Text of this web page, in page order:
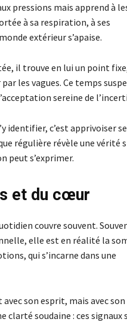
pressions mais apprend à
à sa respiration, à ses
extérieur s’apaise.
il trouve en lui un point
les vagues. Ce temps
sereine de
identifier, c’est apprivoiser
régulière révèle une vérité
peut s’exprimer.
et du cœur
couvre souvent.
elle est en réalité la
qui s’incarne dans une
son esprit, mais avec
clarté soudaine : ces signaux